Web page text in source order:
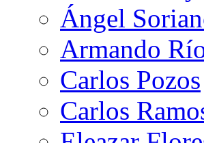
Ángel
Armando
Carlos Pozos
Carlos